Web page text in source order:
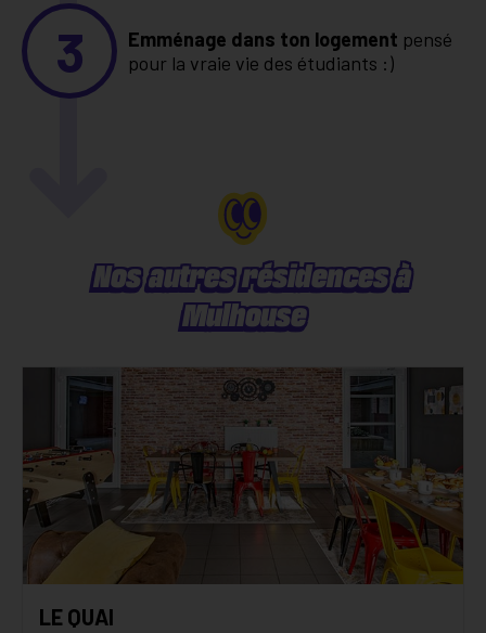
3 Emménage dans ton logement pensé
pour la vraie vie des étudiants :)
Nos autres résidences à
Mulhouse
LE QUAI